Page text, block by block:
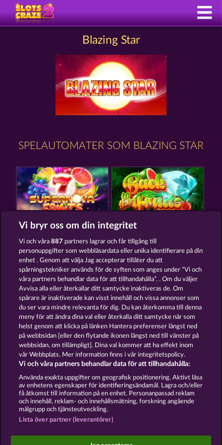
Blazing Star
SPELAUTOMATER SOM BLAZING STAR
7 SUPERNOVA FRUITS BACK TO THE FRUITS
TOWER OF POWER WILD RUBIES
Användarvillkor Sekretesspolicy Avtryck
Om Företaget FAQ Facebook
Skicka in en begäran om att ångra köpet
Sociala casinospel är endast avsedda för
Vi bryr oss om din integritet
Vi och våra887 partners lagrar och får tillgång till
personuppgifter som webbläsardata eller unika identifierare på din
enhet . Genom att välja Jag accepterar tillåter du att
spårningstekniker används för de syften som anges under ”Vi och
våra partners behandlar data för att tillhandahålla”. . Om du väljer
Avvisa alla eller återkallar ditt samtycke inaktiveras de. Om
spårare är inaktiverade kan visst innehåll och vissa annonser som
du ser vara mindre relevanta för dig. Du kan återkomma till denna
meny för att ändra dina val eller återkalla ditt samtycke när som
helst genom att klicka på länken Hantera preferenser längst ned
på webbsidan [eller den flytande ikonen längst ned till vänster på
webbsidan, om tillämpligt]. Dina val kommer att ha effekt inom
vår Webbplats. Mer information finns i vår integritetspolicy.
Vi och våra partners behandlar data för att tillhandahålla:
Använda exakta uppgifter om geografisk positionering. Aktivt läsa
av enhetens egenskaper för identifieringsändamål. Lagra och/eller
få åtkomst till information på en enhet. Personanpassad reklam
och innehåll, reklam- och innehållsmätning, forskning angående
målgrupp och tjänsteutveckling.
Lista över partner (leverantörer)